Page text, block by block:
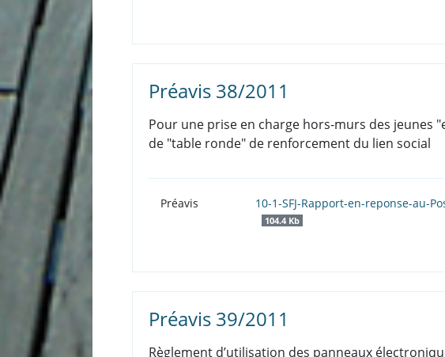
Préavis 38/2011
Pour une prise en charge hors-murs des jeunes
de "table ronde" de renforcement du lien social
Préavis 10-1-SFJ-Rapport-en-reponse-au-
104.4 Kb
Préavis 39/2011
Règlement d’utilisation des panneaux